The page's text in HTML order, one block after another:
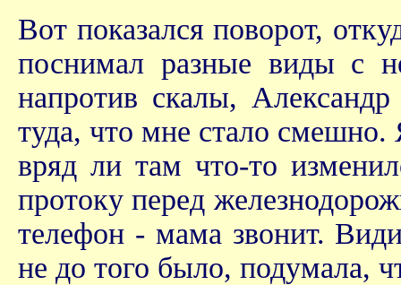
Вот показался поворот,
поснимал разные виды с
напротив скалы,
туда, что мне стало смешно.
вряд ли там что-то
протоку перед
телефон - мама звонит.
не до того было, подумала,